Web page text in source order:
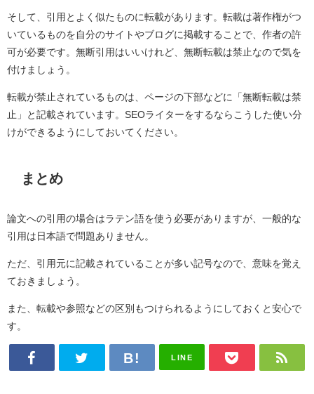
そして、引用とよく似たものに転載があります。転載は著作権がつ
いているものを自分のサイトやブログに掲載することで、作者の許
可が必要です。無断引用はいいけれど、無断転載は禁止なので気を
付けましょう。
転載が禁止されているものは、ページの下部などに「無断転載は禁
止」と記載されています。SEOライターをするならこうした使い分
けができるようにしておいてください。
まとめ
論文への引用の場合はラテン語を使う必要がありますが、一般的な
引用は日本語で問題ありません。
ただ、引用元に記載されていることが多い記号なので、意味を覚え
ておきましょう。
また、転載や参照などの区別もつけられるようにしておくと安心で
す。
LINE